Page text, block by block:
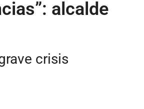
alcalde
crisis